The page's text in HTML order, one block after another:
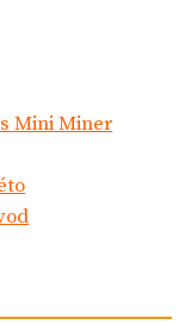
Mini Miner